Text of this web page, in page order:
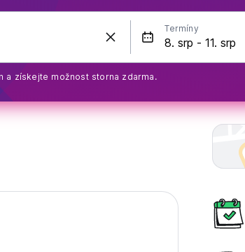
Termíny
a získejte možnost storna zdarma.